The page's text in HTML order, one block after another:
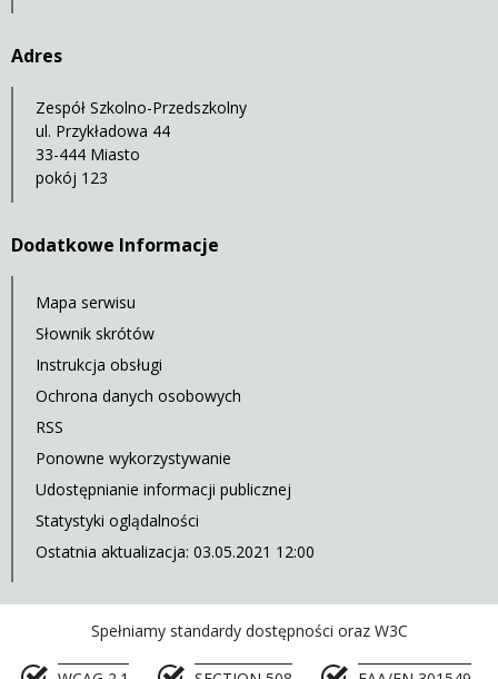
Adres
Zespół Szkolno-Przedszkolny
ul. Przykładowa 44
33-444 Miasto
pokój 123
Dodatkowe Informacje
Mapa serwisu
Słownik skrótów
Instrukcja obsługi
Ochrona danych osobowych
RSS
Ponowne wykorzystywanie
Udostępnianie informacji publicznej
Statystyki oglądalności
Ostatnia aktualizacja: 03.05.2021 12:00
Spełniamy standardy dostępności oraz W3C